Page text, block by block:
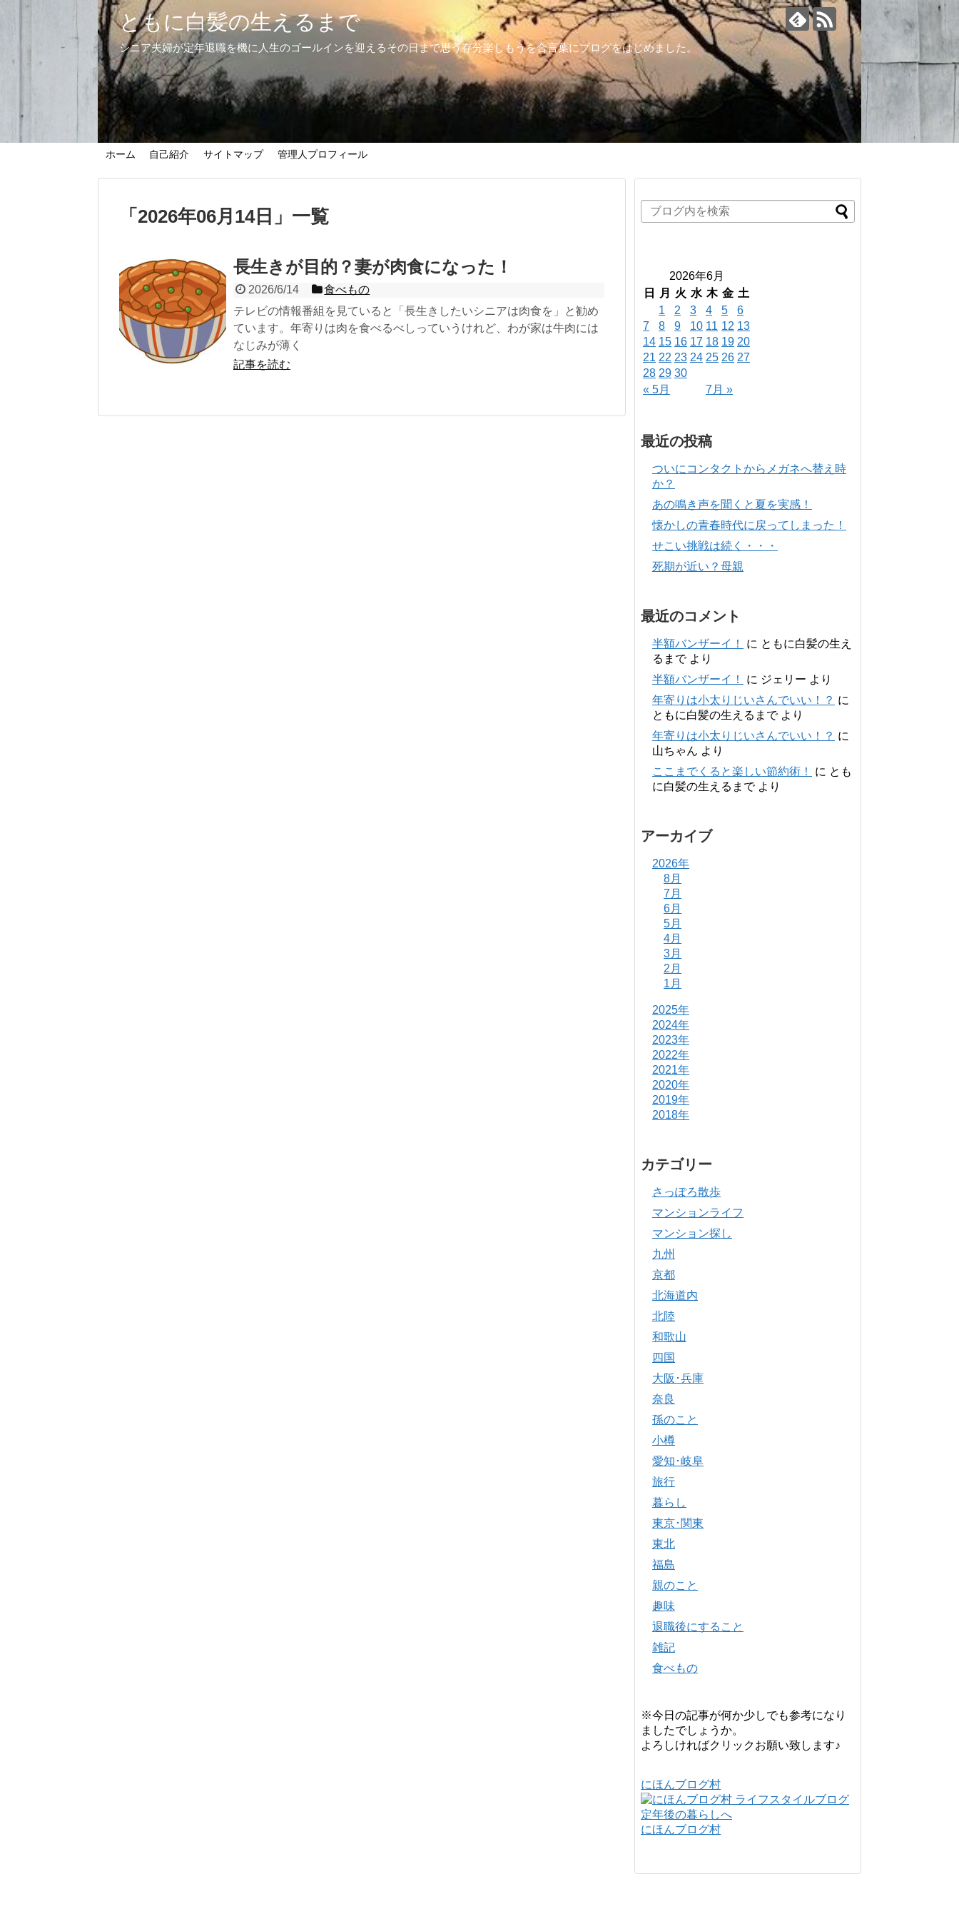
ともに白髪の生えるまで
シニア夫婦が定年退職を機に人生のゴールインを迎えるその日まで思う存分楽しもうを合言葉にブログをはじめました。
ホーム 自己紹介 サイトマップ 管理人プロフィール
「 2026年06月14日 」 一覧
長生きが目的？妻が肉食になった！
2026/6/14
食べもの
テレビの情報番組を見ていると「長生きしたいシニアは肉食を」と勧め
ています。年寄りは肉を食べるべしっていうけれど、わが家は牛肉には
なじみが薄く
記事を読む
2026年6月
日
月 火 水 木 金 土
« 5月 7月 »
1 2 3 4 5
6
7
8 9 10 11 12 13
14 15 16 17 18 19 20
21 22 23 24 25 26 27
28 29 30
最近の投稿
ついにコンタクトからメガネへ替え時
か？
あの鳴き声を聞くと夏を実感！
懐かしの青春時代に戻ってしまった！
せこい挑戦は続く・・・
死期が近い？母親
最近のコメント
半額バンザーイ！ に ともに白髪の生え
るまでより
半額バンザーイ！
に ジェリー より
年寄りは小太りじいさんでいい！？ に
ともに白髪の生えるまでより
年寄りは小太りじいさんでいい！？ に
山ちゃん より
ここまでくると楽しい節約術！
に とも
に白髪の生えるまでより
アーカイブ
2026年
8月
7月
6月
5月
4月
3月
2月
1月
2025年
2024年
2023年
2022年
2021年
2020年
2019年
2018年
カテゴリー
さっぽろ散歩
マンションライフ
マンション探し
九州
京都
北海道内
北陸
和歌山
四国
大阪･兵庫
奈良
孫のこと
小樽
愛知･岐阜
旅行
暮らし
東京･関東
東北
福島
親のこと
趣味
退職後にすること
雑記
食べもの
※今日の記事が何か少しでも参考になり
ましたでしょうか。
よろしければクリックお願い致します♪
にほんブログ村
にほんブログ村